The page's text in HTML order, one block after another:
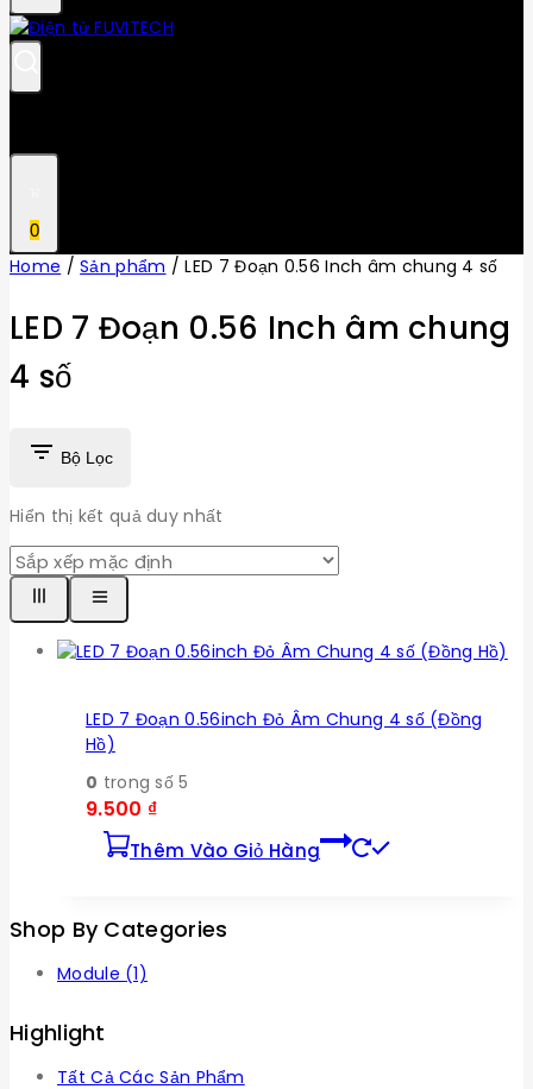
0
Home / Sản phẩm / LED 7 Đoạn 0.56 Inch âm chung 4 số
LED 7 Đoạn 0.56 Inch âm chung
4 số
Bộ Lọc
Hiển thị kết quả duy nhất
LED 7 Đoạn 0.56inch Đỏ Âm Chung 4 số (Đồng
Hồ)
0 trong số 5
9.500 ₫
Thêm Vào Giỏ Hàng
Shop By Categories
Module (1)
Highlight
Tất Cả Các Sản Phẩm